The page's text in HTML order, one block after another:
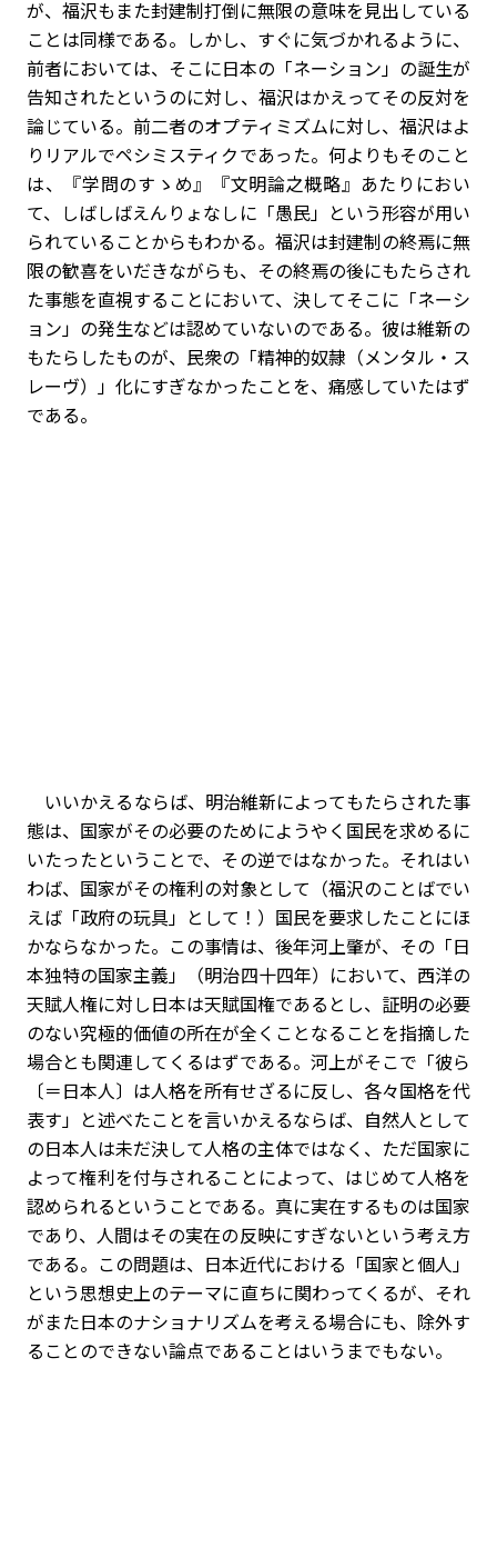
が、福沢もまた封建制打倒に無限の意味を見出している
ことは同様である。しかし、すぐに気づかれるように、
前者においては、そこに日本の「ネーション」の誕生が
告知されたというのに対し、福沢はかえってその反対を
論じている。前二者のオプティミズムに対し、福沢はよ
りリアルでペシミスティクであった。何よりもそのこと
は、『学問のすゝめ』『文明論之概略』あたりにおい
て、しばしばえんりょなしに「愚民」という形容が用い
られていることからもわかる。福沢は封建制の終焉に無
限の歓喜をいだきながらも、その終焉の後にもたらされ
た事態を直視することにおいて、決してそこに「ネーシ
ョン」の発生などは認めていないのである。彼は維新の
もたらしたものが、民衆の「精神的奴隷（メンタル・ス
レーヴ）」化にすぎなかったことを、痛感していたはず
である。
いいかえるならば、明治維新によってもたらされた事
態は、国家がその必要のためにようやく国民を求めるに
いたったということで、その逆ではなかった。それはい
わば、国家がその権利の対象として（福沢のことばでい
えば「政府の玩具」として！）国民を要求したことにほ
かならなかった。この事情は、後年河上肇が、その「日
本独特の国家主義」（明治四十四年）において、西洋の
天賦人権に対し日本は天賦国権であるとし、証明の必要
のない究極的価値の所在が全くことなることを指摘した
場合とも関連してくるはずである。河上がそこで「彼ら
〔＝日本人〕は人格を所有せざるに反し、各々国格を代
表す」と述べたことを言いかえるならば、自然人として
の日本人は未だ決して人格の主体ではなく、ただ国家に
よって権利を付与されることによって、はじめて人格を
認められるということである。真に実在するものは国家
であり、人間はその実在の反映にすぎないという考え方
である。この問題は、日本近代における「国家と個人」
という思想史上のテーマに直ちに関わってくるが、それ
がまた日本のナショナリズムを考える場合にも、除外す
ることのできない論点であることはいうまでもない。